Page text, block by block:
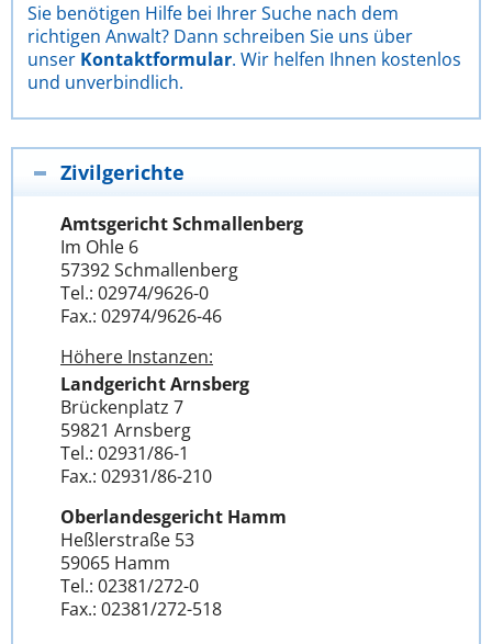
Sie benötigen Hilfe bei Ihrer Suche nach dem
richtigen Anwalt? Dann schreiben Sie uns über
unser Kontaktformular. Wir helfen Ihnen kostenlos
und unverbindlich.
Zivilgerichte
Amtsgericht Schmallenberg
Im Ohle 6
57392 Schmallenberg
Tel.: 02974/9626-0
Fax.: 02974/9626-46
Höhere Instanzen:
Landgericht Arnsberg
Brückenplatz 7
59821 Arnsberg
Tel.: 02931/86-1
Fax.: 02931/86-210
Oberlandesgericht Hamm
Heßlerstraße 53
59065 Hamm
Tel.: 02381/272-0
Fax.: 02381/272-518